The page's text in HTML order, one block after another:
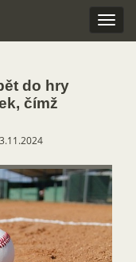
do hry
čímž